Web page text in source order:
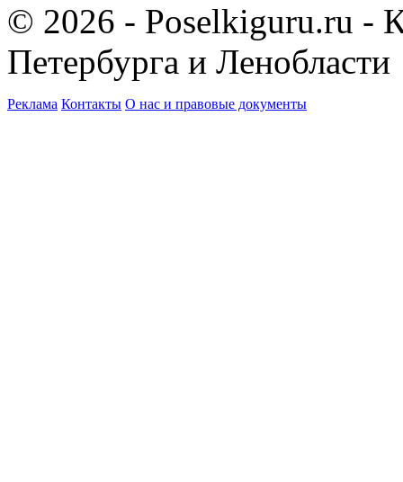
© 2026 - Poselkiguru.ru -
Петербурга и Ленобласти
Реклама Контакты О нас и правовые документы